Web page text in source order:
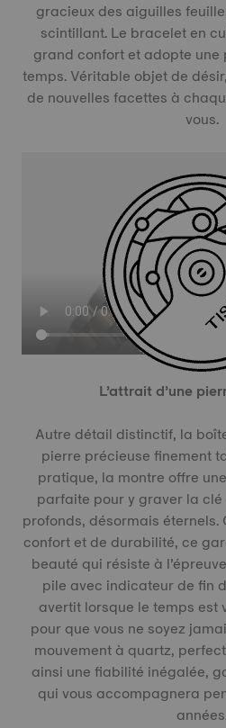
gracieux des aiguilles
scintillant. Le bracelet en
grand confort et adopte
temps. Véritable objet de
de nouvelles facettes à
vous.
L’attrait d’une
Autre détail distinctif, la
pierre précieuse finement
pratique, la montre offre
parfaite pour y graver la
profonds, désormais éternels.
confort et de durabilité, ce
beauté qui résiste à
pile avec indicateur de fin
avertit lorsque le temps est
pour que vous ne soyez
mouvement à quartz,
ainsi une fiabilité inégalée,
qui vous accompagnera